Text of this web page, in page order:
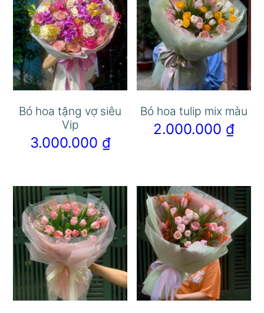
Bó hoa tặng vợ siêu
Vip
3.000.000 ₫
Bó hoa tulip mix màu
2.000.000 ₫